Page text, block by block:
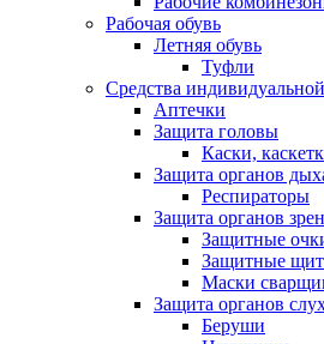
Рабочая обувь
Летняя обувь
Туфли
Средства
Аптечки
Защита головы
Каски,
Защита органов
Респираторы
Защита органов
Защитные
Защитные
Маски
Защита органов
Беруши